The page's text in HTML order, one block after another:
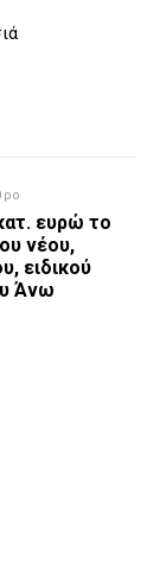
ευρώ το
νέου,
ειδικού
Άνω